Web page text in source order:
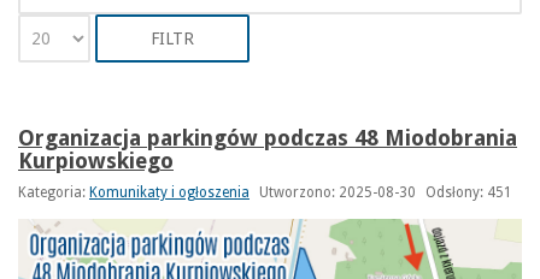
FILTR
Organizacja parkingów podczas 48 Miodobrania
Kurpiowskiego
Kategoria: Komunikaty i ogłoszenia Utworzono: 2025-08-30 Odsłony: 451